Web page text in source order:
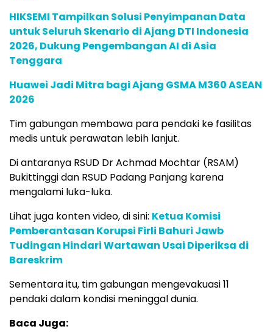
HIKSEMI Tampilkan Solusi Penyimpanan Data
untuk Seluruh Skenario di Ajang DTI Indonesia
2026, Dukung Pengembangan AI di Asia
Tenggara
Huawei Jadi Mitra bagi Ajang GSMA M360 ASEAN
2026
Tim gabungan membawa para pendaki ke fasilitas
medis untuk perawatan lebih lanjut.
Di antaranya RSUD Dr Achmad Mochtar (RSAM)
Bukittinggi dan RSUD Padang Panjang karena
mengalami luka-luka.
Lihat juga konten video, di sini: Ketua Komisi
Pemberantasan Korupsi Firli Bahuri Jawb
Tudingan Hindari Wartawan Usai Diperiksa di
Bareskrim
Sementara itu, tim gabungan mengevakuasi 11
pendaki dalam kondisi meninggal dunia.
Baca Juga: